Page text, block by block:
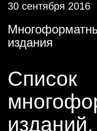
30 сентября 2016
издания
Cписок
изданий,